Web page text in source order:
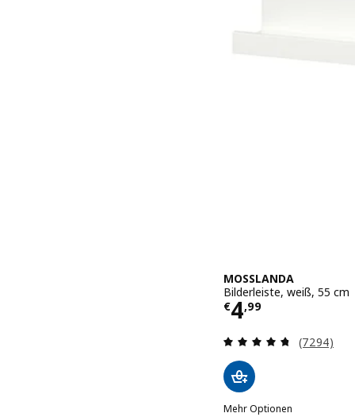
MOSSLANDA
Bilderleiste, weiß, 55 cm
€4,99
Preis € 4,99
(7294)
Mehr Optionen